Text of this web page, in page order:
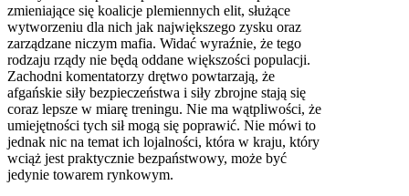
zmieniające się koalicje plemiennych elit, służące
wytworzeniu dla nich jak największego zysku oraz
zarządzane niczym mafia. Widać wyraźnie, że tego
rodzaju rządy nie będą oddane większości populacji.
Zachodni komentatorzy drętwo powtarzają, że
afgańskie siły bezpieczeństwa i siły zbrojne stają się
coraz lepsze w miarę treningu. Nie ma wątpliwości, że
umiejętności tych sił mogą się poprawić. Nie mówi to
jednak nic na temat ich lojalności, która w kraju, który
wciąż jest praktycznie bezpaństwowy, może być
jedynie towarem rynkowym.